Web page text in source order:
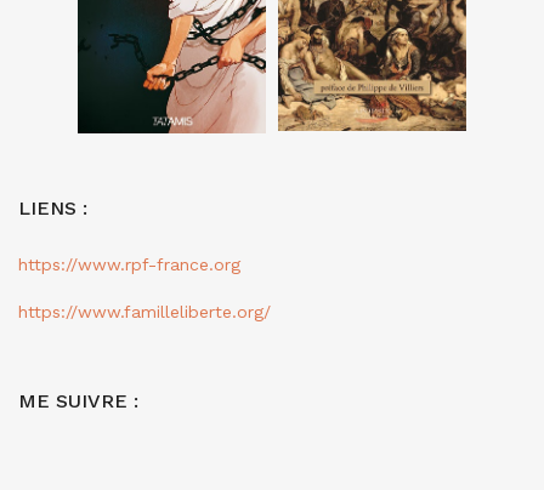
LIENS :
https://www.rpf-france.org
https://www.familleliberte.org/
ME SUIVRE :